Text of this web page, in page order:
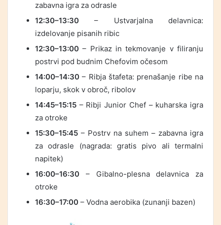
zabavna igra za odrasle
12:30–13:30 – Ustvarjalna delavnica:
izdelovanje pisanih ribic
12:30–13:00 – Prikaz in tekmovanje v filiranju
postrvi pod budnim Chefovim očesom
14:00–14:30 – Ribja štafeta: prenašanje ribe na
loparju, skok v obroč, ribolov
14:45–15:15 – Ribji Junior Chef – kuharska igra
za otroke
15:30–15:45 – Postrv na suhem – zabavna igra
za odrasle (nagrada: gratis pivo ali termalni
napitek)
16:00–16:30 – Gibalno-plesna delavnica za
otroke
16:30–17:00 – Vodna aerobika (zunanji bazen)